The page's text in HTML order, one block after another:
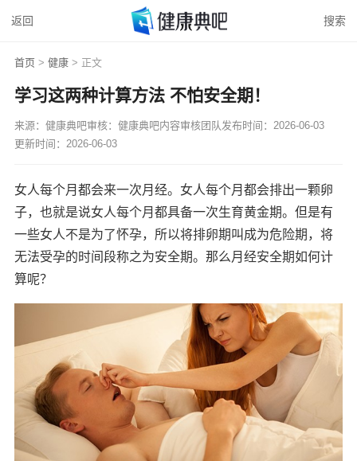
返回 搜索
首页 > 健康 > 正文
学习这两种计算方法 不怕安全期！
来源：健康典吧审核：健康典吧内容审核团队 发布时间：2026-06-03
更新时间：2026-06-03
女人每个月都会来一次月经。女人每个月都会排出一颗卵
子，也就是说女人每个月都具备一次生育黄金期。但是有
一些女人不是为了怀孕，所以将排卵期叫成为危险期，将
无法受孕的时间段称之为安全期。那么月经安全期如何计
算呢？